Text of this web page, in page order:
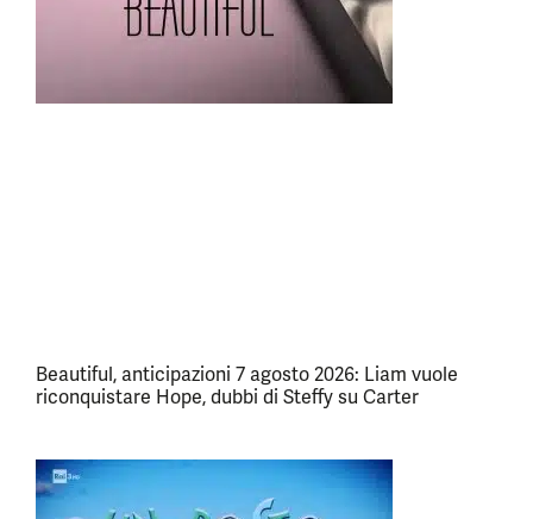
Beautiful, anticipazioni 7 agosto 2026: Liam vuole
riconquistare Hope, dubbi di Steffy su Carter